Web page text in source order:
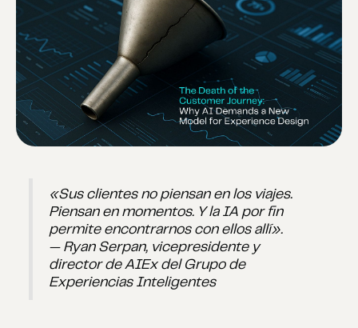
«Sus clientes no piensan en los viajes.
Piensan en momentos. Y la IA por fin
permite encontrarnos con ellos allí».
— Ryan Serpan, vicepresidente y
director de AIEx del Grupo de
Experiencias Inteligentes